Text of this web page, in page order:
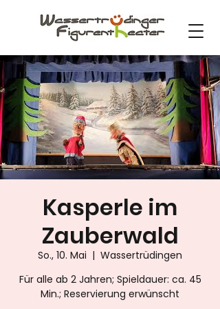
Kasperle im
Zauberwald
So., 10. Mai
  |
Wassertrüdingen
Für alle ab 2 Jahren; Spieldauer: ca. 45